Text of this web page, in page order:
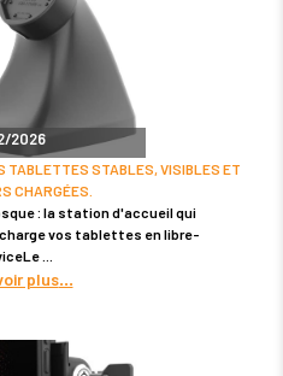
2026
TABLETTES STABLES, VISIBLES ET
CHARGÉES.
: la station d'accueil qui
vos tablettes en libre-
plus